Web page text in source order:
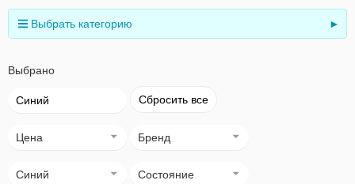
Выбрать категорию ►
Выбрано
Синий Сбросить все
Цена Бренд
Синий Состояние